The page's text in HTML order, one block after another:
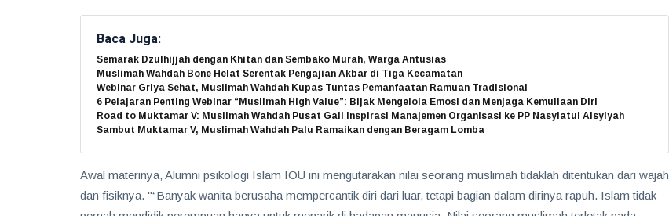
Baca Juga:
Semarak Dzulhijjah dengan Khitan dan Sembako Murah, Warga Antusias
Muslimah Wahdah Bone Helat Serentak Pengajian Akbar di Tiga Kecamatan
Webinar Griya Sehat, Muslimah Wahdah Kupas Tuntas Pemanfaatan Ramuan Tradisional
6 Pelajaran Penting Webinar “Muslimah High Value”: Bijak Mengelola Emosi dan Menjaga Kemuliaan Diri
Road to Muktamar V: Muslimah Wahdah Pusat Gali Inspirasi Manajemen Organisasi ke PP Nasyiatul Aisyiyah
Sambut Muktamar V, Muslimah Wahdah Palu Ramaikan dengan Beragam Lomba
Awal materinya, Alumni psikologi Islam IOU ini mengutarakan nilai seorang muslimah tidaklah ditentukan dari wajah
dan fisiknya. "“Banyak wanita berusaha mempercantik diri dari luar, tetapi bagian dalam dirinya rapuh. Islam tidak